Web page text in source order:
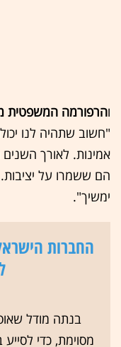
והרפורמה המשפטית
"חשוב שתהיה לנו
אמינות. לאורך
הם ששמרו על
ימשיך".
החברות
בנתה מודל
מסוימת, כדי לסייע